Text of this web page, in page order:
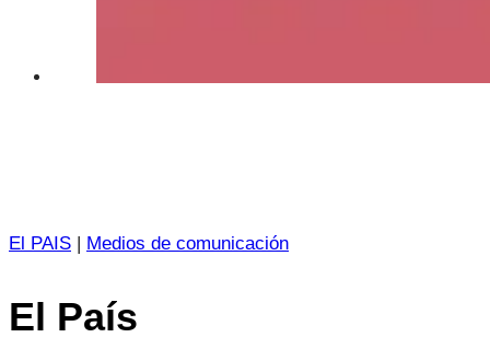
El PAIS Medios de comunicación
El País